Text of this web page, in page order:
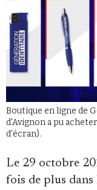
Boutique en ligne de
d'Avignon a pu
d'écran).
Le 29 octobre
fois de plus